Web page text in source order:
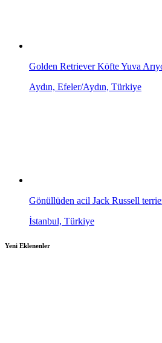
Golden Retriever Köfte Yuva
Aydın, Efeler/Aydın, Türkiye
Gönüllüden acil Jack Russell
İstanbul, Türkiye
Yeni Eklenenler